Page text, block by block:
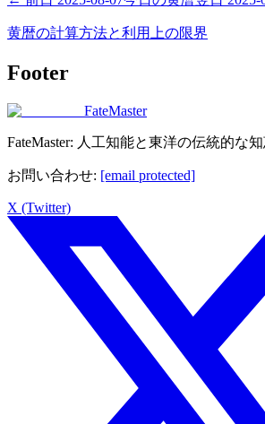
黄暦の計算方法と利用上の限界
Footer
FateMaster
FateMaster: 人工知能と東洋の伝統的な
お問い合わせ: [email protected]
X (Twitter)